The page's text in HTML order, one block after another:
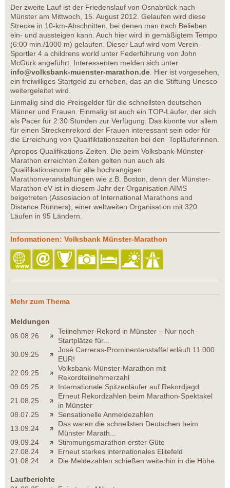
Der zweite Lauf ist der Friedenslauf von Osnabrück nach
Münster am Mittwoch, 15. August 2012. Gelaufen wird diese
Strecke in 10-km-Abschnitten, bei denen man nach Belieben
ein- und aussteigen kann. Auch hier wird in gemäßigtem Tempo
(6:00 min./1000 m) gelaufen. Dieser Lauf wird vom Verein
Sportler 4 a childrens world unter Federführung von John
McGurk angeführt. Interessenten melden sich unter
info@volksbank-muenster-marathon.de . Hier ist vorgesehen,
ein freiwilliges Startgeld zu erheben, das an die Stiftung Unesco
weitergeleitet wird.
Einmalig sind die Preisgelder für die schnellsten deutschen
Männer und Frauen. Einmalig ist auch ein TOP-Läufer, der sich
als Pacer für 2:30 Stunden zur Verfügung. Das könnte vor allem
für einen Streckenrekord der Frauen interessant sein oder für
die Erreichung von Qualifiktationszeiten bei den Topläuferinnen.
Apropos Qualifikations-Zeiten. Die beim Volksbank-Münster-
Marathon erreichten Zeiten gelten nun auch als
Qualifikationsnorm für alle hochrangigen
Marathonveranstaltungen wie z.B. Boston, denn der Münster-
Marathon eV ist in diesem Jahr der Organisation AIMS
beigetreten (Assosiacion of International Marathons and
Distance Runners), einer weltweiten Organisation mit 320
Läufen in 95 Ländern.
Informationen: Volksbank Münster-Marathon
Mehr zum Thema
Meldungen
06.08.26
Teilnehmer-Rekord in Münster – Nur noch
Startplätze für...
30.09.25
José Carreras-Prominentenstaffel erläuft 11.000
EUR!
22.09.25
Volksbank-Münster-Marathon mit
Rekordteilnehmerzahl
09.09.25
Internationale Spitzenläufer auf Rekordjagd
21.08.25
Erneut Rekordzahlen beim Marathon-Spektakel
in Münster
08.07.25
Sensationelle Anmeldezahlen
13.09.24
Das waren die schnellsten Deutschen beim
Münster Marath...
09.09.24
Stimmungsmarathon erster Güte
27.08.24
Erneut starkes internationales Elitefeld
01.08.24
Die Meldezahlen schießen weiterhin in die Höhe
Laufberichte